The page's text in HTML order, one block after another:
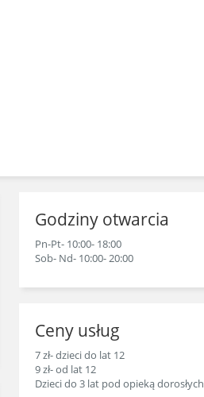
Godziny otwarcia
Pn-Pt- 10:00- 18:00
Sob- Nd- 10:00- 20:00
Ceny usług
7 zł- dzieci do lat 12
9 zł- od lat 12
Dzieci do 3 lat pod opieką